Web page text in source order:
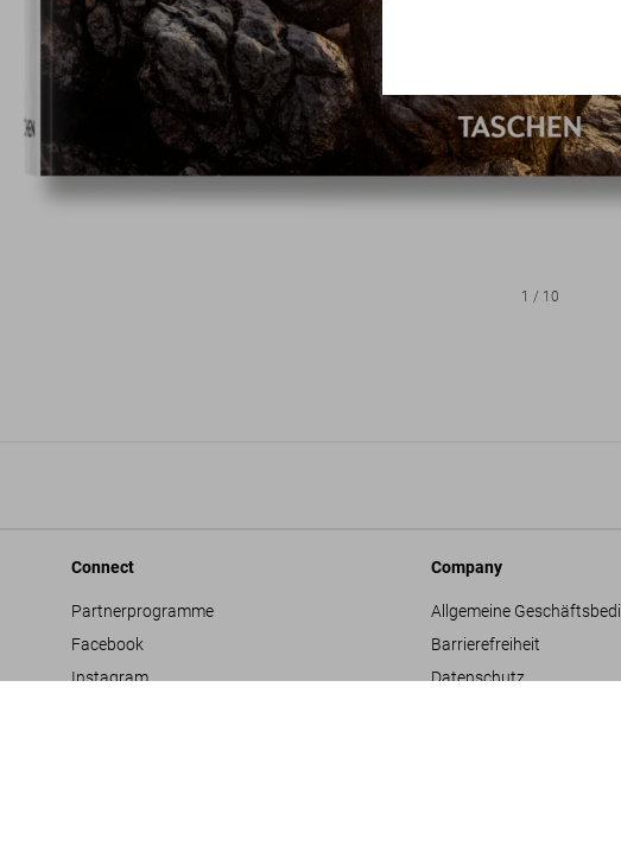
1 / 10
Connect
Partnerprogramme
Facebook
Instagram
Company
Allgemeine
Barrierefreiheit
Datenschutz